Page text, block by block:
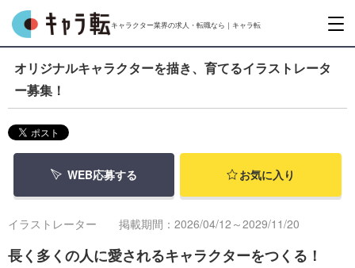
キャラクター業界の求人・転職なら｜キャラ転
オリジナルキャラクターを描き、育てるイラストレータ
ー募集！
WEB応募する お気に入り
イラストレーター 掲載期間：2026/04/12～2029/11/20
長く多くの人に愛されるキャラクターをつくる！